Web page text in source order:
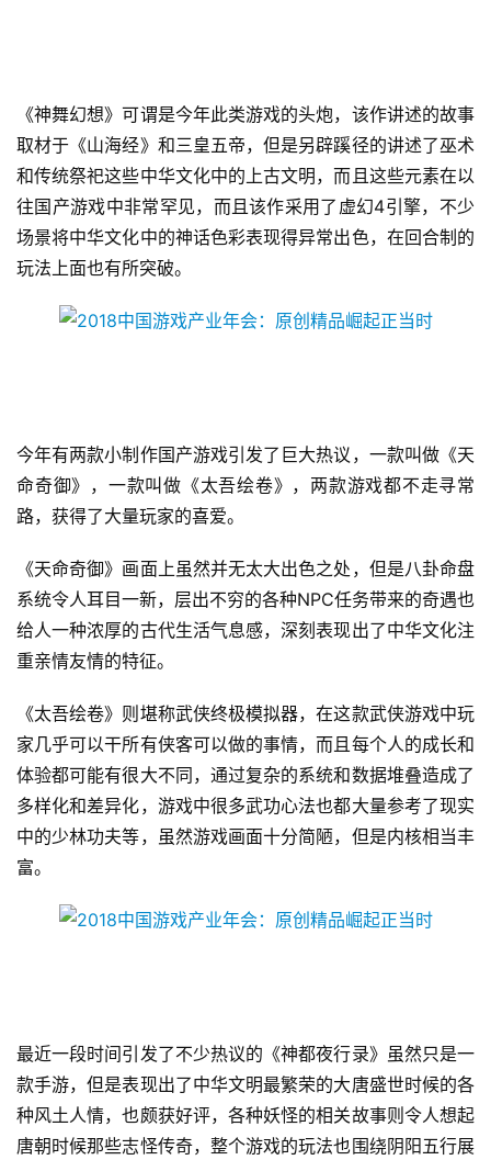
首
页
游
戏
业
手
机
游
单
机
游
戏
0
2
5
第
十
《神舞幻想》可谓是今年此类游戏的头炮，该作讲述的故事
取材于《山海经》和三皇五帝，但是另辟蹊径的讲述了巫术
和传统祭祀这些中华文化中的上古文明，而且这些元素在以
往国产游戏中非常罕见，而且该作采用了虚幻4引擎，不少
场景将中华文化中的神话色彩表现得异常出色，在回合制的
玩法上面也有所突破。
今年有两款小制作国产游戏引发了巨大热议，一款叫做《天
命奇御》，一款叫做《太吾绘卷》，两款游戏都不走寻常
路，获得了大量玩家的喜爱。
《天命奇御》画面上虽然并无太大出色之处，但是八卦命盘
系统令人耳目一新，层出不穷的各种NPC任务带来的奇遇也
给人一种浓厚的古代生活气息感，深刻表现出了中华文化注
重亲情友情的特征。
《太吾绘卷》则堪称武侠终极模拟器，在这款武侠游戏中玩
家几乎可以干所有侠客可以做的事情，而且每个人的成长和
体验都可能有很大不同，通过复杂的系统和数据堆叠造成了
多样化和差异化，游戏中很多武功心法也都大量参考了现实
中的少林功夫等，虽然游戏画面十分简陋，但是内核相当丰
富。
最近一段时间引发了不少热议的《神都夜行录》虽然只是一
款手游，但是表现出了中华文明最繁荣的大唐盛世时候的各
种风土人情，也颇获好评，各种妖怪的相关故事则令人想起
唐朝时候那些志怪传奇，整个游戏的玩法也围绕阴阳五行展